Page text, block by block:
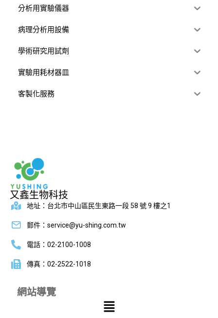
分析用實驗儀器
病理分析用設備
學術研究用試劑
實驗用耗材器皿
客製化服務
又鑫生物科技
地址：台北市中山區民生東路一段 58 號 9 樓之1
郵件：service@yu-shing.com.tw
電話：02-2100-1008
傳真：02-2522-1018
網站導覽